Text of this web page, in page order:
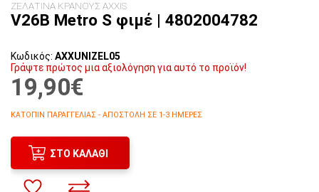
ΖΕΛΑΤΙΝΑ ΚΡΑΝΟΥΣ AXXIS
V26B Metro S φιμέ | 4802004782
Κωδικός: AXXUNIZEL05
Γράψτε πρώτος μια αξιολόγηση για αυτό το προϊόν!
19,90€
ΚΑΤΌΠΙΝ ΠΑΡΑΓΓΕΛΊΑΣ - ΑΠΟΣΤΟΛΉ ΣΕ 1-3 ΗΜΈΡΕΣ
ΣΤΟ ΚΑΛΆΘΙ